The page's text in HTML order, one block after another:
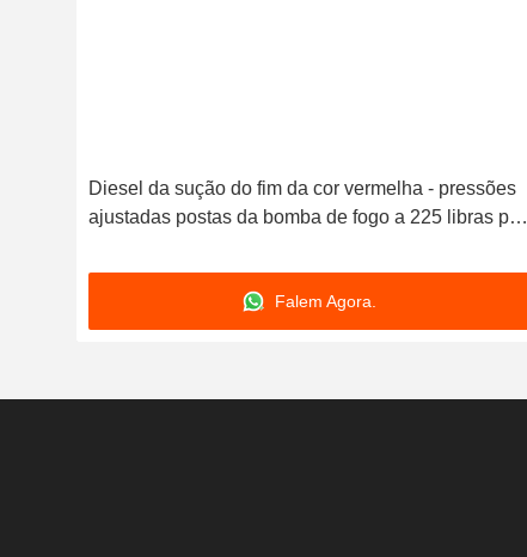
Diesel da sução do fim da cor vermelha - pressões
ajustadas postas da bomba de fogo a 225 libras por
Falem Agora.